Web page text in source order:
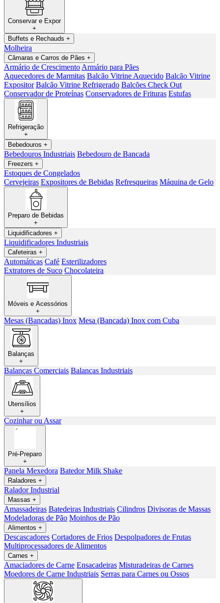
Conservar e Expor
+
Buffets e Rechauds +
Molheira
Câmaras e Carros de Pães +
Armário de Crescimento Armário para Pães
Aquecedores de Marmitas Balcão Vitrine Aquecido Balcão Vitrine
Expositor Balcão Vitrine Refrigerado Balcões Check Out
Conservador de Proteínas Conservadores de Frituras Estufas
Refrigeração
+
Bebedouros +
Bebedouros Industriais Bebedouro de Bancada
Freezers +
Estoques de Congelados
Cervejeiras Expositores de Bebidas Refresqueiras Máquina de Gelo
Preparo de Bebidas
+
Liquidificadores +
Liquidificadores Industriais
Cafeteiras +
Automáticas Café Esterilizadores
Extratores de Suco Chocolateira
Móveis e Acessórios
+
Mesas (Bancadas) Inox Mesa (Bancada) Inox com Cuba
Balanças
+
Balanças Comerciais Balanças Industriais
Utensílios
+
Cozinhar ou Assar
Pré-Preparo
+
Panela Mexedora Batedor Milk Shake
Raladores +
Ralador Industrial
Massas +
Amassadeiras Batedeiras Industriais Cilindros Divisoras de Massas
Modeladoras de Pão Moinhos de Pão
Alimentos +
Descascadores Cortadores de Frios Despolpadores de Frutas
Multiprocessadores de Alimentos
Carnes +
Amaciadores de Carne Ensacadeiras Misturadeiras de Carnes
Moedores de Carne Industriais Serras para Carnes ou Ossos